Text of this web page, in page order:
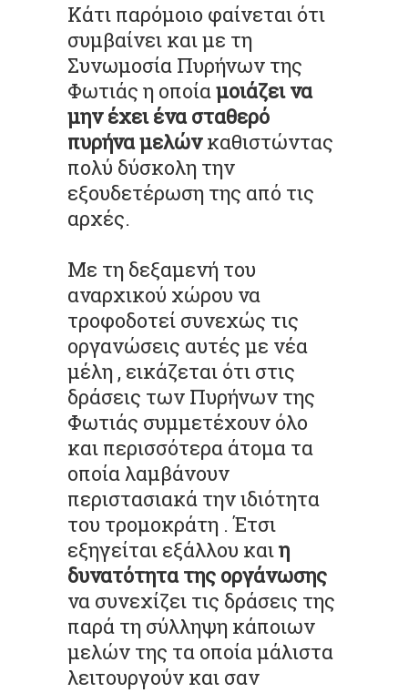
Κάτι παρόμοιο φαίνεται ότι
συμβαίνει και με τη
Συνωμοσία Πυρήνων της
Φωτιάς η οποίαμοιάζει να
μην έχει ένα σταθερό
πυρήνα μελώνκαθιστώντας
πολύ δύσκολη την
εξουδετέρωση της από τις
αρχές.
Με τη δεξαμενή του
αναρχικού χώρου να
τροφοδοτεί συνεχώς τις
οργανώσεις αυτές με νέα
μέλη , εικάζεται ότι στις
δράσεις των Πυρήνων της
Φωτιάς συμμετέχουν όλο
και περισσότερα άτομα τα
οποία λαμβάνουν
περιστασιακά την ιδιότητα
του τρομοκράτη . Έτσι
εξηγείται εξάλλου καιη
δυνατότητα της οργάνωσης
να συνεχίζει τις δράσεις της
παρά τη σύλληψη κάποιων
μελών της τα οποία μάλιστα
λειτουργούν και σαν